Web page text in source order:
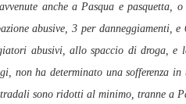
anche a Pasqua e pasquetta,
abusive, 3 per danneggiamenti,
abusivi, allo spaccio di droga, e
non ha determinato una sofferenza in
sono ridotti al minimo, tranne a